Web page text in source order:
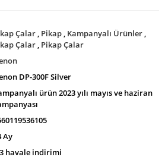
Çalar , Pikap , Kampanyalı Ürünler ,
Çalar , Pikap Çalar
DP-300F Silver
ürün 2023 yılı mayıs ve haziran
Ay
havale indirimi